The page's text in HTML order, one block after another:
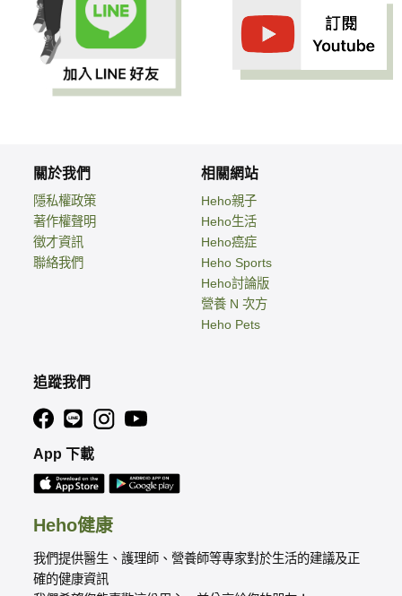
Heho健康
我們提供醫生、護理師、營養師等專家對於生活的建議及正
確的健康資訊
關於我們
隱私權政策
著作權聲明
徵才資訊
聯絡我們
相關網站
Heho親子
Heho生活
Heho癌症
Heho Sports
Heho討論版
營養 N 次方
Heho Pets
追蹤我們
App 下載